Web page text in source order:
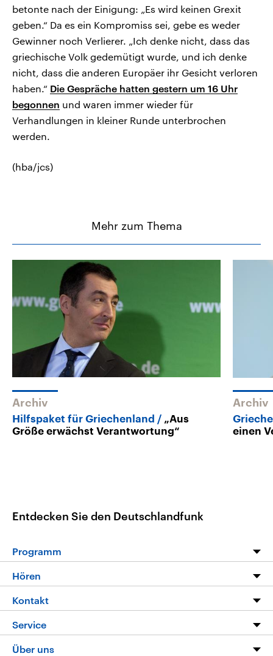
betonte nach der Einigung: „Es wird keinen Grexit
geben.“ Da es ein Kompromiss sei, gebe es weder
Gewinner noch Verlierer. „Ich denke nicht, dass das
griechische Volk gedemütigt wurde, und ich denke
nicht, dass die anderen Europäer ihr Gesicht verloren
haben.“ Die Gespräche hatten gestern um 16 Uhr
begonnen und waren immer wieder für
Verhandlungen in kleiner Runde unterbrochen
werden.
(hba/jcs)
Mehr zum Thema
Archiv
Hilfspaket für Griechenland
„Aus
Größe erwächst Verantwortung“
Archiv
einen
Entdecken Sie den Deutschlandfunk
Programm
Programm
Die Nachrichten
Nachrichtenleicht
Neue Beiträge auf dlf.de
Hören
Livestream
Podcasts
Kontakt
Hörerservice
Service
FAQ
Über uns